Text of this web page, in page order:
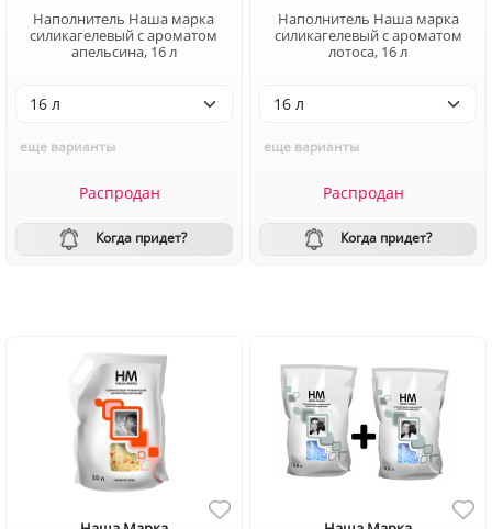
Наполнитель Наша марка
силикагелевый с ароматом
апельсина, 16 л
еще варианты
Распродан
Когда придет?
Наполнитель Наша марка
силикагелевый с ароматом
лотоса, 16 л
еще варианты
Распродан
Когда придет?